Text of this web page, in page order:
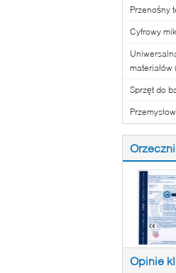
Przenośny
Cyfrowy
materiałów
Sprzęt do
Opinie